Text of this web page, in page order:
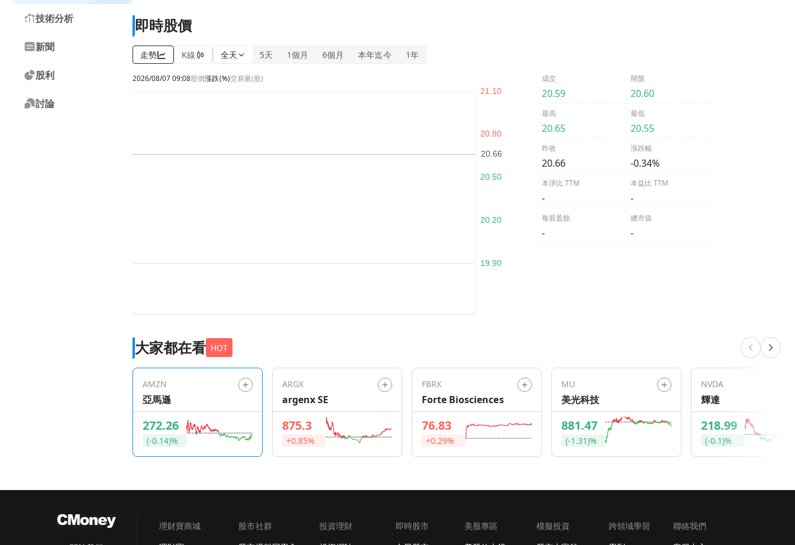
技術分析
新聞
股利
討論
即時股價
走勢 K線 全天 5天 1個月 6個月 本年迄今 1年
2026/08/07 09:08股價漲跌(%)交易量(股) 成交
20.59
開盤
20.60
最高
20.65
最低
20.55
昨收
20.66
漲跌幅
-0.34%
本淨比 TTM
-
本益比 TTM
-
每股盈餘
-
總市值
-
大家都在看 HOT
AMZN
亞馬遜
272.26
(-0.14)%
ARGX
argenx SE
875.3
+0.85%
FBRX
Forte Biosciences
76.83
+0.29%
MU
美光科技
881.47
(-1.31)%
NVDA
輝達
218.99
(-0.1)%
理財寶商城 股市社群 投資理財 即時股市 美股專區 模擬投資 跨領域學習 聯絡我們